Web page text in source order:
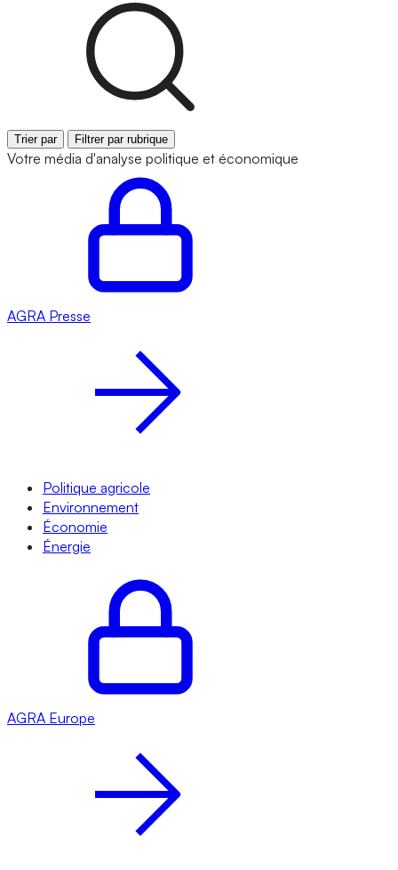
Trier par Filtrer par rubrique
Votre média d'analyse politique et économique
AGRA Presse
Politique agricole
Environnement
Économie
Énergie
AGRA Europe